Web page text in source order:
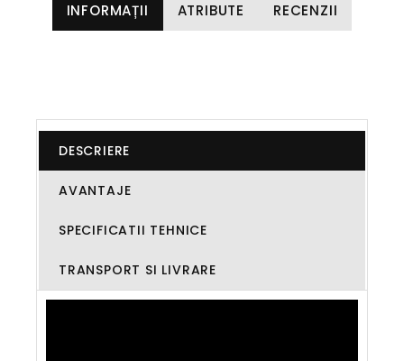
INFORMAȚII ATRIBUTE RECENZII
DESCRIERE
AVANTAJE
SPECIFICATII TEHNICE
TRANSPORT SI LIVRARE